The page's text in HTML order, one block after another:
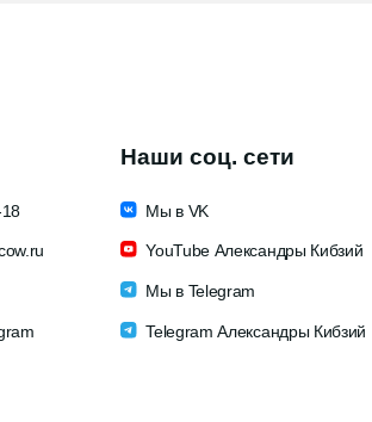
Мы в Telegram
Telegram Александры Кибзий